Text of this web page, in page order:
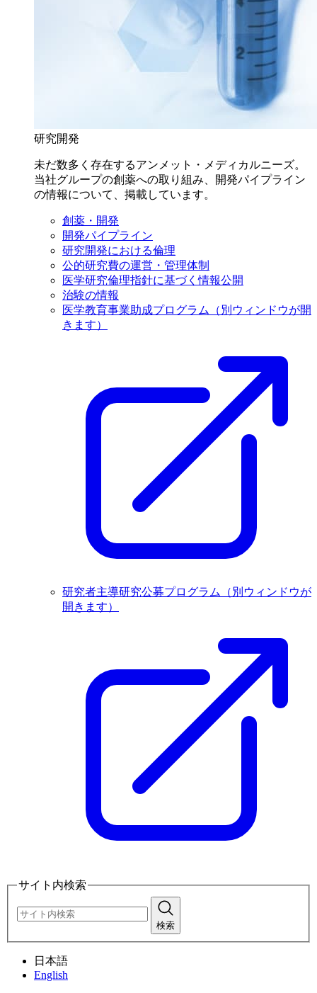
研究開発
未だ数多く存在するアンメット・メディカルニーズ。
当社グループの創薬への取り組み、開発パイプライン
の情報について、掲載しています。
創薬・開発
開発パイプライン
研究開発における倫理
公的研究費の運営・管理体制
医学研究倫理指針に基づく情報公開
治験の情報
医学教育事業助成プログラム
（別ウィンドウが開
きます）
研究者主導研究公募プログラム
（別ウィンドウが
開きます）
サイト内検索
検索
日本語
English